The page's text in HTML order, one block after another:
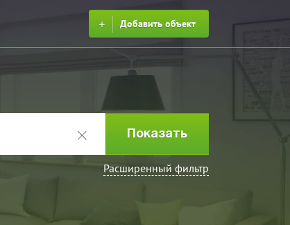
Добавить объект
Расширенный фильтр